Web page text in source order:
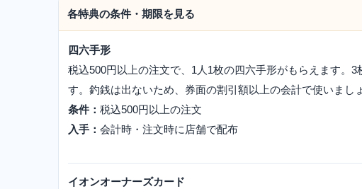
各特典の条件・期限を見る
四六手形
税込500円以上の注文で、1人1枚の四六手形がもらえます。
す。釣銭は出ないため、券面の割引額以上の会計で使いまし
条件： 税込500円以上の注文
入手： 会計時・注文時に店舗で配布
イオンオーナーズカード